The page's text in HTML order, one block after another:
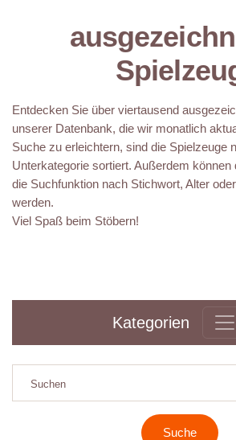
Entdecken Sie über viertausend
unserer Datenbank, die wir monatlich
Suche zu erleichtern, sind die Spielzeuge
Unterkategorie sortiert. Außerdem können
die Suchfunktion nach Stichwort, Alter
werden.
Viel Spaß beim Stöbern!
Kategorien